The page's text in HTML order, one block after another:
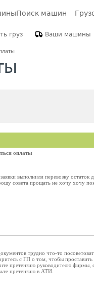
Поиск машин
груз Ваши машины
оплаты
выполнили перевозку
совета прощать не хочу хочу
трудно что-то
с ГП о том, чтобы проставить
претензию руководителю фирмы, с
претензию в АТИ.